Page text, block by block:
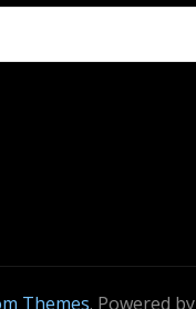
Themes. Powered by